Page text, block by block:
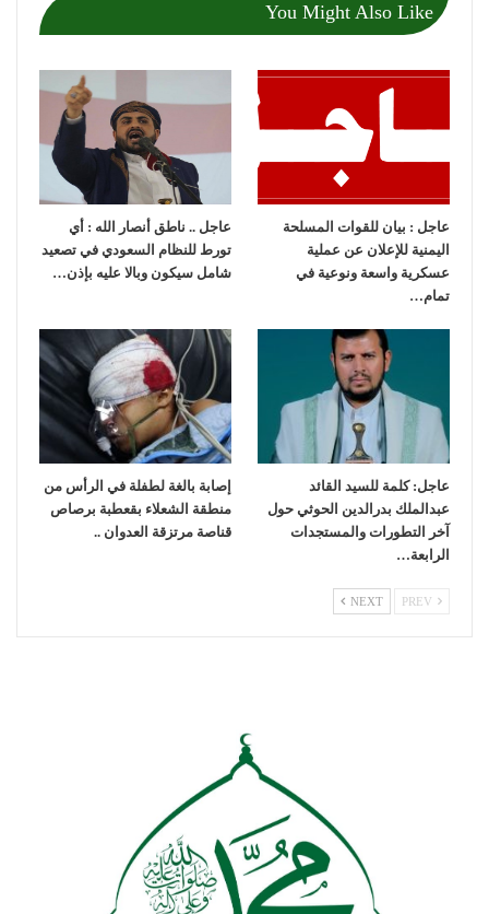
You Might Also Like
عاجل : بيان للقوات المسلحة
اليمنية للإعلان عن عملية
عسكرية واسعة ونوعية في
تمام…
عاجل .. ناطق أنصار الله : أي
تورط للنظام السعودي في تصعيد
شامل سيكون وبالا عليه بإذن…
عاجل: كلمة للسيد القائد
عبدالملك بدرالدين الحوثي حول
آخر التطورات والمستجدات
الرابعة…
إصابة بالغة لطفلة في الرأس من
منطقة الشعلاء بقعطبة برصاص
قناصة مرتزقة العدوان ..
NEXT